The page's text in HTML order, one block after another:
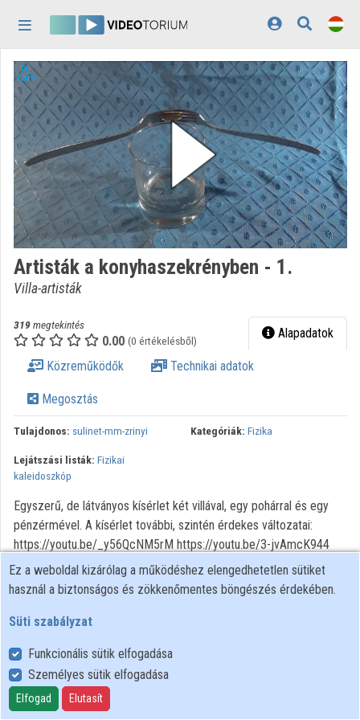
Kezdőlap
Bejelentkezés
Felfedezés
Kategóriák
Lejátszási listák
Intézmények
Közreműködők
Artisták a konyhaszekrényben - 1.
Villa-artisták
319megtekintés
0.00 (0 értékelésből) Alapadatok
Közreműködők Technikai adatok
Megosztás
Tulajdonos: sulinet-mm-zrinyi Kategóriák: Fizika
Lejátszási listák: Fizikai
kaleidoszkóp
Egyszerű, de látványos kísérlet két villával, egy pohárral és egy
pénzérmével. A kísérlet további, szintén érdekes változatai:
https://youtu.be/_y56QcNM5rM https://youtu.be/3-jvAmcK944
Felhasználói szabályzat
Adatkezelési tájékoztató
Süti szabályzat
Ez a weboldal kizárólag a működéshez elengedhetetlen sütiket
használ a biztonságos és zökkenőmentes böngészés érdekében.
Süti szabályzat
Funkcionális sütik elfogadása
Személyes sütik elfogadása
Elfogad Elutasít